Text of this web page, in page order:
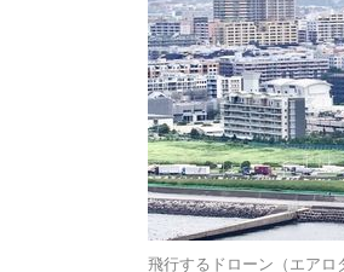
飛行するドローン（エアロ